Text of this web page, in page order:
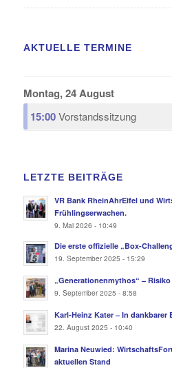
AKTUELLE TERMINE
Montag, 24 August
15:00Vorstandssitzung
LETZTE BEITRÄGE
VR Bank RheinAhrEifel und
Frühlingserwachen.
9. Mai 2026 - 10:49
Die erste offizielle „Box-
19. September 2025 - 15:29
„Generationenmythos“ –
9. September 2025 - 8:58
Karl-Heinz Kater – In dankbarer
22. August 2025 - 10:40
Marina Neuwied:
aktuellen Stand